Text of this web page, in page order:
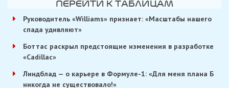
ПЕРЕЙТИ К ТАБЛИЦАМ
Руководитель «Williams» признает: «Масштабы нашего
спада удивляют»
Боттас раскрыл предстоящие изменения в разработке
«Cadillac»
Линдблад — о карьере в Формуле-1: «Для меня плана Б
никогда не существовало!»